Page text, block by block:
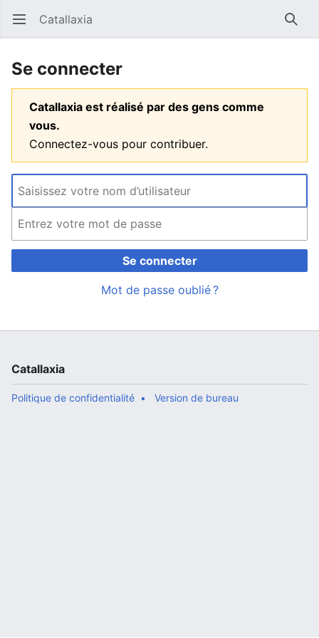
Ouvrir le menu principal Catallaxia
Se connecter
Catallaxia est réalisé par des gens comme
vous.
Connectez-vous pour contribuer.
Se connecter
Mot de passe oublié ?
Catallaxia
Politique de confidentialité Version de bureau